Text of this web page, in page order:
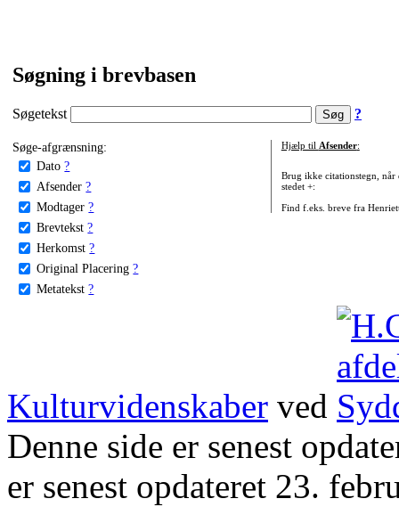
Søgning i brevbasen
Søgetekst ?
Søge-afgrænsning:
Dato ?
Afsender ?
Modtager ?
Brevtekst ?
Herkomst ?
Original Placering ?
Metatekst ?
Hjælp til Afsender:
Brug ikke citationstegn, når
stedet +:
Find f.eks. breve fra
Kulturvidenskaber ved
Denne side er senest
er senest opdateret 23.